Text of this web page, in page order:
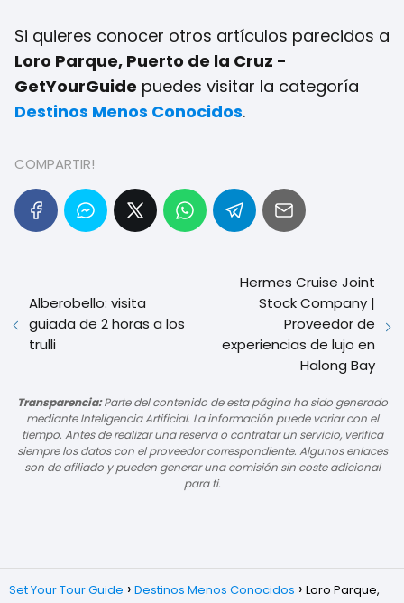
Si quieres conocer otros artículos parecidos a
Loro Parque, Puerto de la Cruz -
GetYourGuide puedes visitar la categoría
Destinos Menos Conocidos.
COMPARTIR!
Alberobello: visita
guiada de 2 horas a los
trulli
Hermes Cruise Joint
Stock Company |
Proveedor de
experiencias de lujo en
Halong Bay
Transparencia:Parte del contenido de esta página ha sido generado
mediante Inteligencia Artificial. La información puede variar con el
tiempo. Antes de realizar una reserva o contratar un servicio, verifica
siempre los datos con el proveedor correspondiente. Algunos enlaces
son de afiliado y pueden generar una comisión sin coste adicional
para ti.
Set Your Tour Guide Destinos Menos Conocidos Loro Parque,